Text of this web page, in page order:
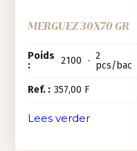
MERGUEZ 30X70 GR
Poids
:
2100 • 2
pcs/bac
Ref. : 357,00 F
Lees verder